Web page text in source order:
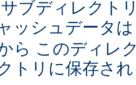
ブディレクト
ッシュデータ
ら このディレ
トリに保存さ